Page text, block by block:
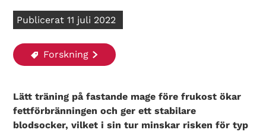
Publicerat 11 juli 2022
Forskning
Lätt träning på fastande mage före frukost ökar
fettförbränningen och ger ett stabilare
blodsocker, vilket i sin tur minskar risken för typ